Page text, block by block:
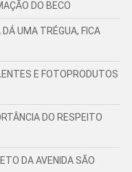
DO BECO
DÁ UMA TRÉGUA, FICA
E FOTOPRODUTOS
DO RESPEITO
DA AVENIDA SÃO